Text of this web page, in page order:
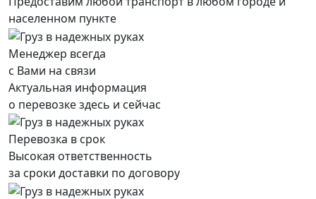
населенном пункте
Менеджер всегда
с Вами на связи
Актуальная информация
о перевозке здесь и сейчас
Перевозка в срок
Высокая ответственность
за сроки доставки по договору